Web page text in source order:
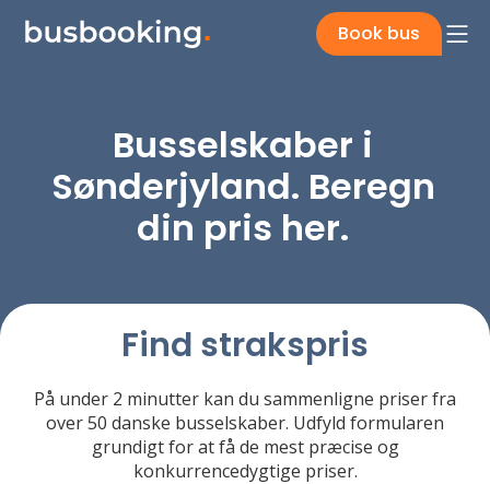
Book bus
Busselskaber i
Sønderjyland. Beregn
din pris her.
Find strakspris
På under 2 minutter kan du sammenligne priser fra
over 50 danske busselskaber. Udfyld formularen
grundigt for at få de mest præcise og
konkurrencedygtige priser.